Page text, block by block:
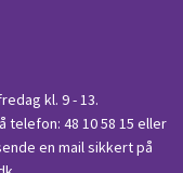
kl. 9 - 13.
telefon: 48 10 58 15 eller
en mail sikkert på